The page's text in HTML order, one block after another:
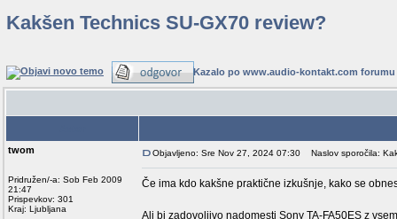
Kakšen Technics SU-GX70 review?
Kazalo po www.audio-kontakt.com forumu
twom
Pridružen/-a: Sob Feb 2009
21:47
Prispevkov: 301
Kraj: Ljubljana
Objavljeno: Sre Nov 27, 2024 07:30 Naslov sporočila:
Če ima kdo kakšne praktične izkušnje, kako se
Ali bi zadovoljivo nadomesti Sony TA-FA50ES z